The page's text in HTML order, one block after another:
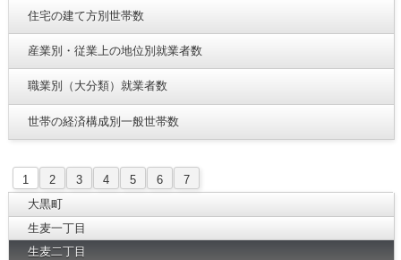
住宅の建て方別世帯数
産業別・従業上の地位別就業者数
職業別（大分類）就業者数
世帯の経済構成別一般世帯数
1 2 3 4 5 6
7
大黒町
生麦一丁目
生麦二丁目